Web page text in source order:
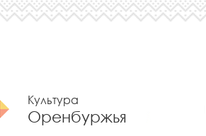
Культура
Оренбуржья